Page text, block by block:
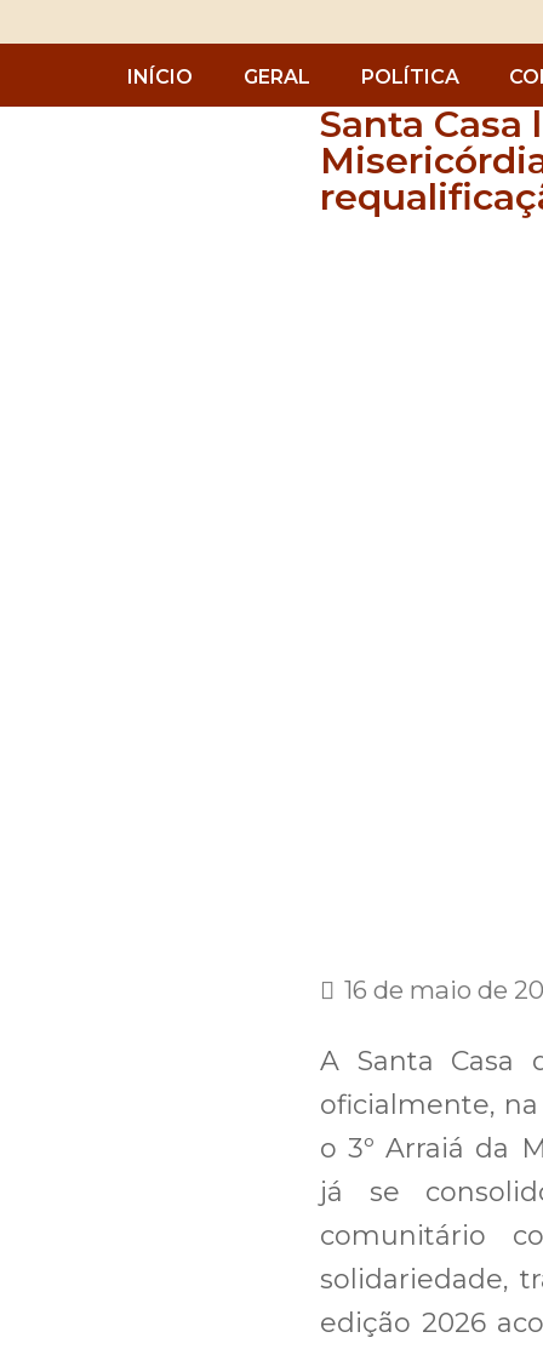
INÍCIO GERAL POLÍTICA
Santa Casa
16 de maio de
A Santa Casa
oficialmente,
o 3º Arraiá da
já se
comunitário
solidariedade,
edição 2026